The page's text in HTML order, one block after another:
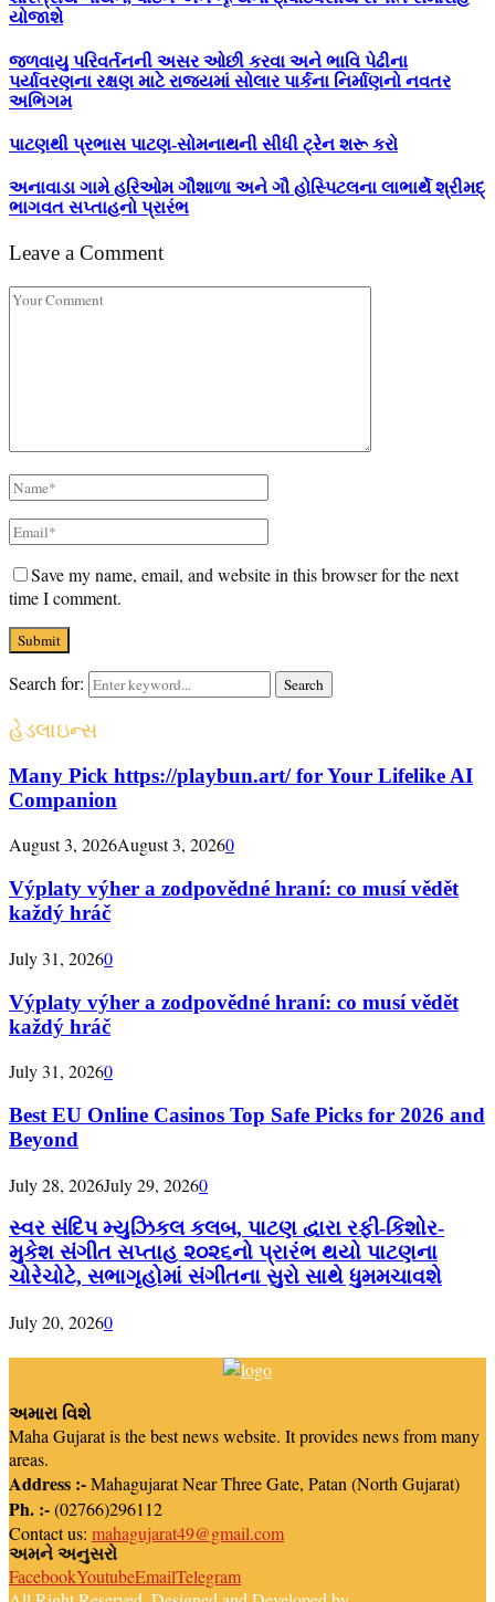
યોજાશે
જળવાયુ પરિવર્તનની અસર ઓછી કરવા અને ભાવિ પેઢીના
પર્યાવરણના રક્ષણ માટે રાજયમાં સોલાર પાર્કના નિર્માણનો નવતર
અભિગમ
પાટણથી પ્રભાસ પાટણ-સોમનાથની સીધી ટ્રેન શરૂ કરો
અનાવાડા ગામે હરિઓમ ગૌશાળા અને ગૌ હોસ્પિટલના લાભાર્થે શ્રીમદ્
ભાગવત સપ્તાહનો પ્રારંભ
Leave a Comment
Save my name, email, and website in this browser for the next
time I comment.
Search for: Search
હેડલાઇન્સ
Many Pick https://playbun.art/ for Your Lifelike AI
Companion
August 3, 2026August 3, 20260
Výplaty výher a zodpovědné hraní: co musí vědět
každý hráč
July 31, 20260
Výplaty výher a zodpovědné hraní: co musí vědět
každý hráč
July 31, 20260
Best EU Online Casinos Top Safe Picks for 2026 and
Beyond
July 28, 2026July 29, 20260
સ્વર સંદિપ મ્યુઝિકલ કલબ, પાટણ દ્વારા રફી-કિશોર-
મુકેશ સંગીત સપ્તાહ ૨૦૨૬નો પ્રારંભ થયો પાટણના
ચોરેચોટે, સભાગૃહોમાં સંગીતના સુરો સાથે ધુમમચાવશે
July 20, 20260
અમારા વિશે
Maha Gujarat is the best news website. It provides news from many
areas.
Address :-Mahagujarat Near Three Gate, Patan (North Gujarat)
Ph. :-(02766)296112
Contact us: mahagujarat49@gmail.com
અમને અનુસરો
FacebookYoutubeEmailTelegram